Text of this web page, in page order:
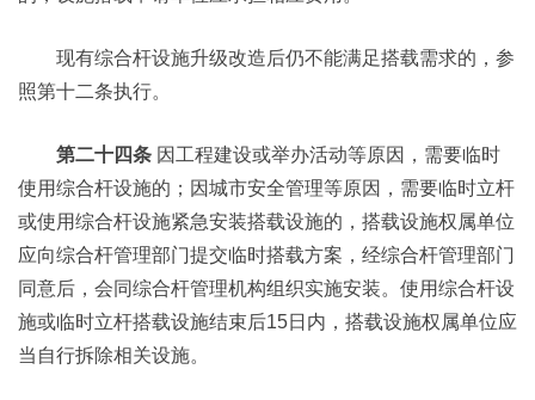
现有综合杆设施升级改造后仍不能满足搭载需求的，参
照第十二条执行。
第二十四条 因工程建设或举办活动等原因，需要临时
使用综合杆设施的；因城市安全管理等原因，需要临时立杆
或使用综合杆设施紧急安装搭载设施的，搭载设施权属单位
应向综合杆管理部门提交临时搭载方案，经综合杆管理部门
同意后，会同综合杆管理机构组织实施安装。使用综合杆设
施或临时立杆搭载设施结束后15日内，搭载设施权属单位应
当自行拆除相关设施。